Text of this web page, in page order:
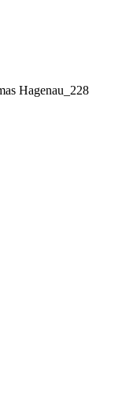
Hagenau_228